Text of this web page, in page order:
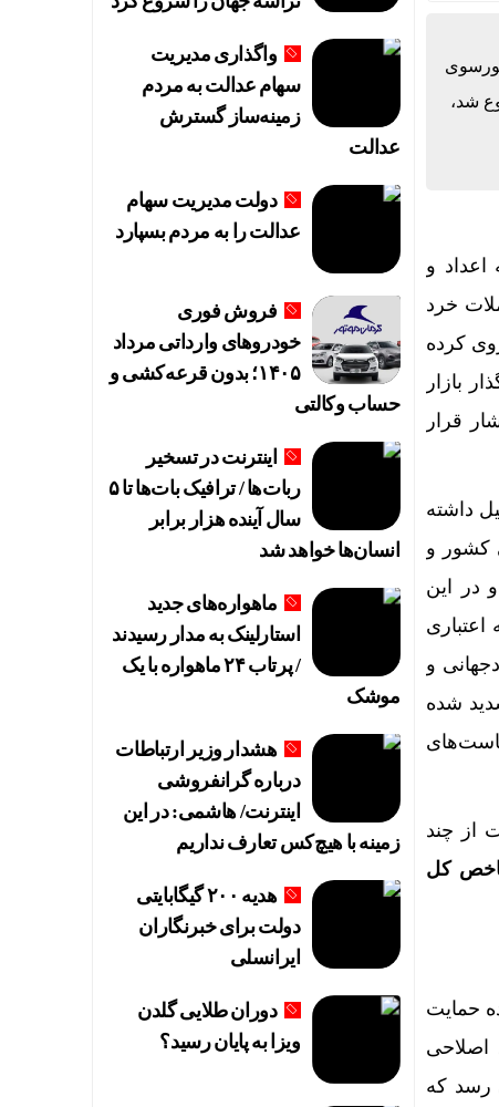
هیچ‌کس تعارف نداریم
مهمی است که حتی در ریزشی شدید بازار که از تابستان ۱۳۹۹ شروع شد،‌
و
خرد
کرده
بازار
قرار
داشته
کشور و
در این
و
شده
از چند
کل
حمایت
اصلاحی
می رسد که
واگذاری مدیریت
سهام عدالت به مردم
زمینه‌ساز گسترش
عدالت
دولت مدیریت سهام
عدالت را به مردم بسپارد
فروش فوری
خودروهای وارداتی مرداد
۱۴۰۵؛ بدون قرعه‌کشی و
حساب وکالتی
اینترنت در تسخیر
ربات‌ها / ترافیک بات‌ها تا ۵
سال آینده هزار برابر
انسان‌ها خواهد شد
ماهواره‌های جدید
استارلینک به مدار رسیدند
/ پرتاب ۲۴ ماهواره با یک
موشک
هشدار وزیر ارتباطات
درباره گرانفروشی
اینترنت/ هاشمی: در این
زمینه با هیچ‌کس تعارف نداریم
هدیه ۲۰۰ گیگابایتی
دولت برای خبرنگاران
ایرانسلی
دوران طلایی گلدن
ویزا به پایان رسید؟